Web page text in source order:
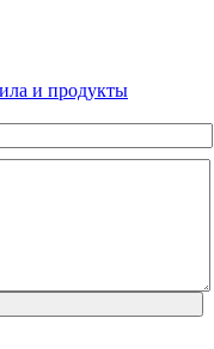
и продукты